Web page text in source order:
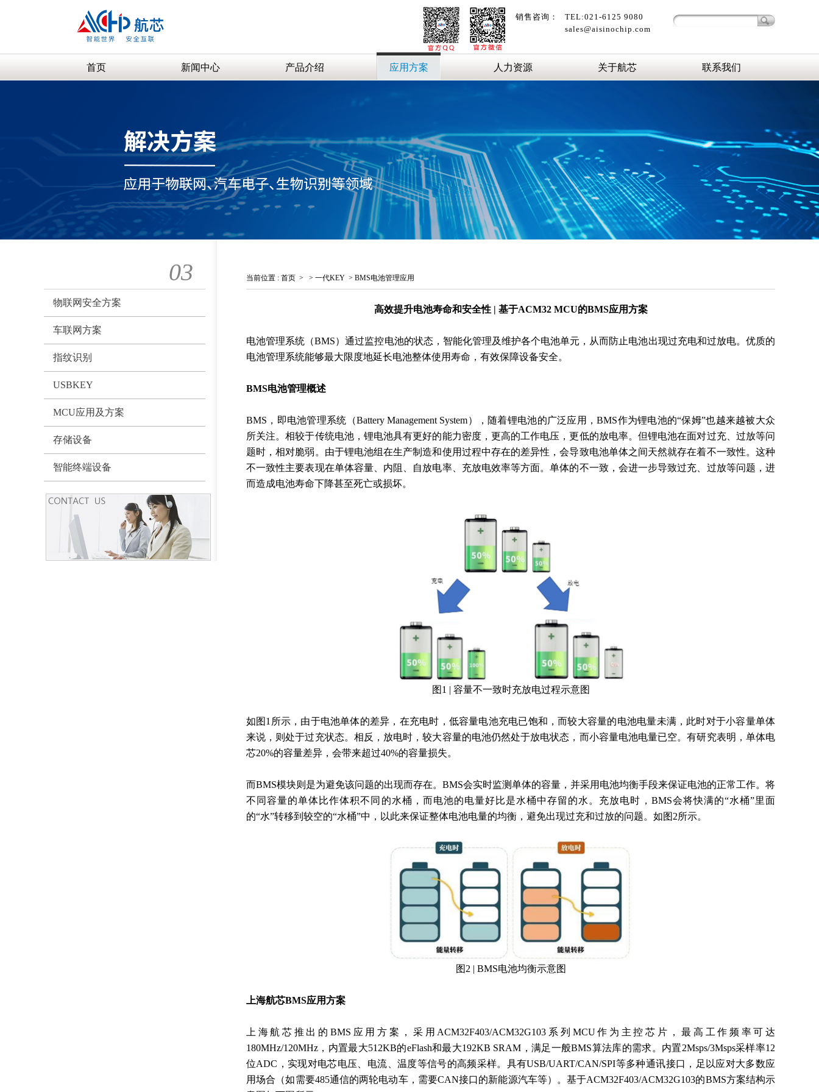
销售咨询：
TEL:021-6125 9080
sales@aisinochip.com
首页 新闻中心 产品介绍 应用方案 人力资源 关于航芯 联系我们
03
物联网安全方案
车联网方案
指纹识别
USBKEY
MCU应用及方案
存储设备
智能终端设备
当前位置 : 首页 > > 一代KEY > BMS电池管理应用
高效提升电池寿命和安全性 | 基于ACM32 MCU的BMS应用方案
电池管理系统（BMS）通过监控电池的状态，智能化管理及维护各个电池单元，从而防止电池出现过充电和过放电。优质的
电池管理系统能够最大限度地延长电池整体使用寿命，有效保障设备安全。
BMS电池管理概述
BMS，即电池管理系统（Battery Management System），随着锂电池的广泛应用，BMS作为锂电池的“保姆”也越来越被大众
所关注。相较于传统电池，锂电池具有更好的能力密度，更高的工作电压，更低的放电率。但锂电池在面对过充、过放等问
题时，相对脆弱。由于锂电池组在生产制造和使用过程中存在的差异性，会导致电池单体之间天然就存在着不一致性。这种
不一致性主要表现在单体容量、内阻、自放电率、充放电效率等方面。单体的不一致，会进一步导致过充、过放等问题，进
而造成电池寿命下降甚至死亡或损坏。
图1 | 容量不一致时充放电过程示意图
如图1所示，由于电池单体的差异，在充电时，低容量电池充电已饱和，而较大容量的电池电量未满，此时对于小容量单体
来说，则处于过充状态。相反，放电时，较大容量的电池仍然处于放电状态，而小容量电池电量已空。有研究表明，单体电
芯20%的容量差异，会带来超过40%的容量损失。
而BMS模块则是为避免该问题的出现而存在。BMS会实时监测单体的容量，并采用电池均衡手段来保证电池的正常工作。将
不同容量的单体比作体积不同的水桶，而电池的电量好比是水桶中存留的水。充放电时，BMS会将快满的“水桶”里面
的“水”转移到较空的“水桶”中，以此来保证整体电池电量的均衡，避免出现过充和过放的问题。如图2所示。
图2 | BMS电池均衡示意图
上海航芯BMS应用方案
上海航芯推出的BMS应用方案，采用ACM32F403/ACM32G103系列MCU作为主控芯片，最高工作频率可达
180MHz/120MHz，内置最大512KB的eFlash和最大192KB SRAM，满足一般BMS算法库的需求。内置2Msps/3Msps采样率12
位ADC，实现对电芯电压、电流、温度等信号的高频采样。具有USB/UART/CAN/SPI等多种通讯接口，足以应对大多数应
用场合（如需要485通信的两轮电动车，需要CAN接口的新能源汽车等）。基于ACM32F403/ACM32G103的BMS方案结构示